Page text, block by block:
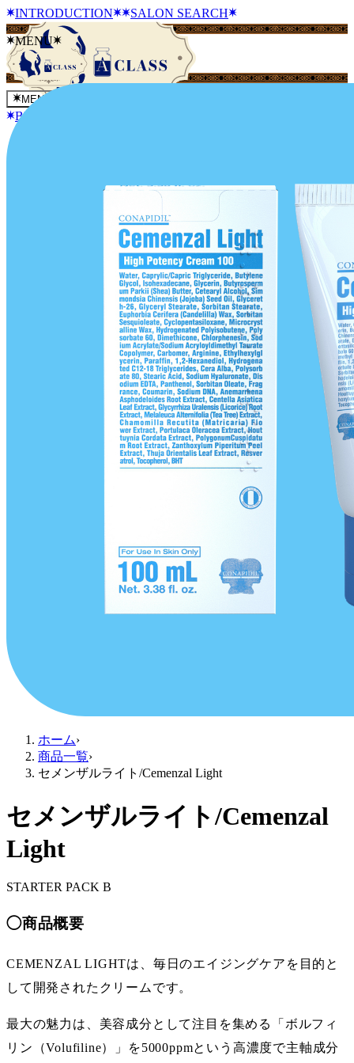
INTRODUCTION SALON SEARCH
BLOG
MENU
MENU
ホーム›
商品一覧›
セメンザルライト/Cemenzal Light
セメンザルライト/Cemenzal
Light
STARTER PACK B
◯商品概要
CEMENZAL LIGHTは、毎日のエイジングケアを目的と
して開発されたクリームです。
最大の魅力は、美容成分として注目を集める「ボルフィ
リン（Volufiline）」を5000ppmという高濃度で主軸成分